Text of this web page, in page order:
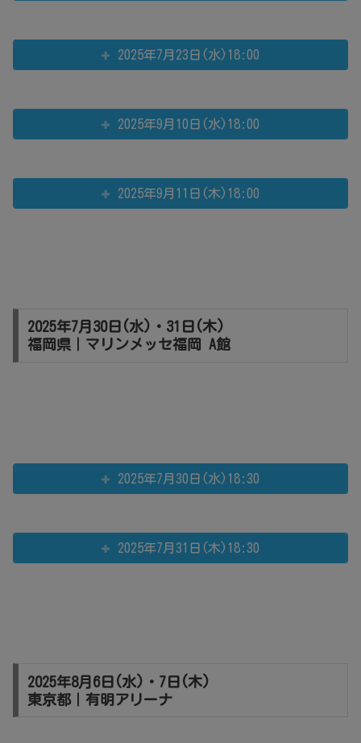
2025年7月23日(水)18:00
2025年9月10日(水)18:00
2025年9月11日(木)18:00
2025年7月30日(水)・31日(木)
福岡県｜マリンメッセ福岡 A館
2025年7月30日(水)18:30
2025年7月31日(木)18:30
2025年8月6日(水)・7日(木)
東京都｜有明アリーナ